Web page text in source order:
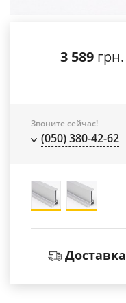
3 589 грн.
Звоните сейчас!
(050) 380-42-62
Доставка